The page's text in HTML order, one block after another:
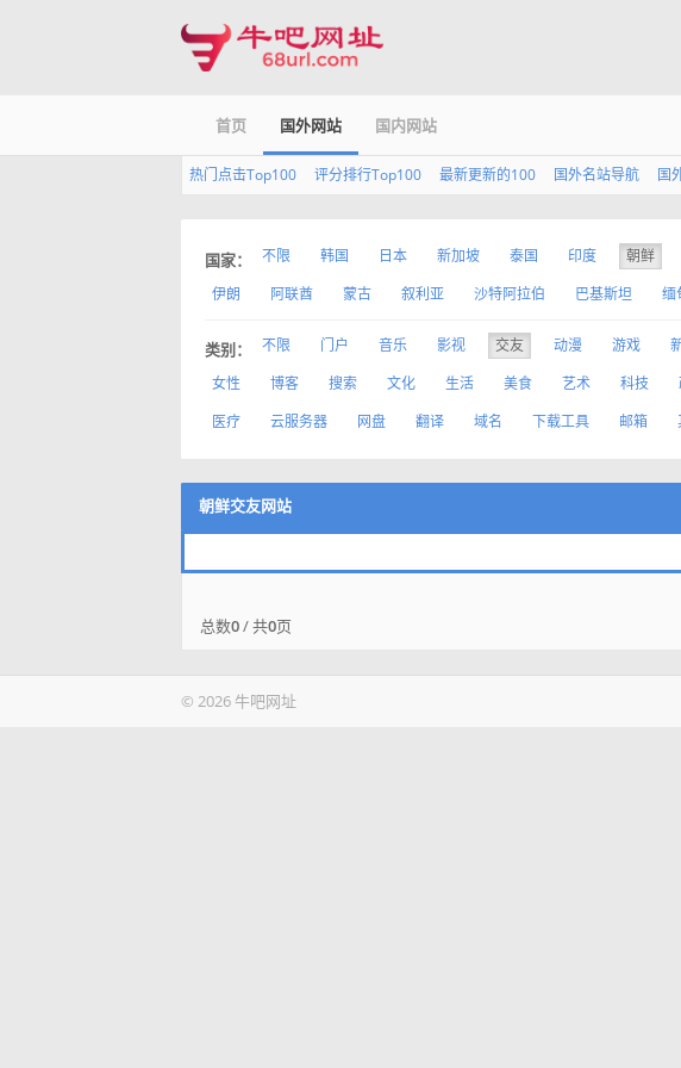
首页 国外网站 国内网站
热门点击Top100 评分排行Top100 最新更新的100 国外名站导航 国
国家： 不限 韩国 日本 新加坡 泰国 印度 朝鲜
伊朗
阿联酋 蒙古 叙利亚 沙特阿拉伯 巴基斯坦 缅
类别： 不限 门户 音乐 影视 交友 动漫 游戏
女性
博客 搜索 文化 生活 美食 艺术 科技
医疗
云服务器 网盘 翻译 域名 下载工具 邮箱
朝鲜交友网站
总数0/ 共0页
© 2026 牛吧网址